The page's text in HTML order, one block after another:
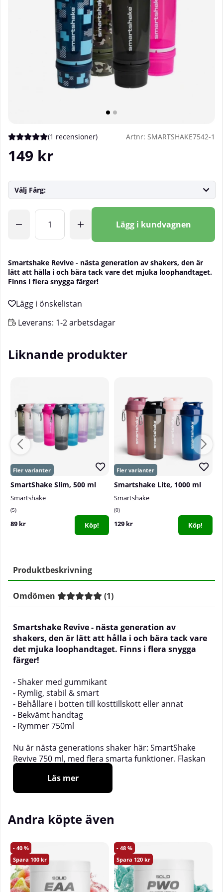
Medelbetyg 5 av 5 Antal betyg 1
(1 recensioner) Artnr: SMARTSHAKE7542-1
149 kr
Välj Färg:
Lägg i kundvagnen
Smartshake Revive - nästa generation av shakers, den är
lätt att hålla i och bära tack vare det mjuka loophandtaget.
Finns i flera snygga färger!
Leverans: 1-2 arbetsdagar
Liknande produkter
SmartShake Slim, 500 ml
Smartshake
5
89 kr Köp!
Smartshake Lite, 1000 ml
Smartshake
0
129 kr Köp!
Produktbeskrivning
Omdömen (1)
Smartshake Revive - nästa generation av
shakers, den är lätt att hålla i och bära tack vare
det mjuka loophandtaget. Finns i flera snygga
färger!
- Shaker med gummikant
- Rymlig, stabil & smart
- Behållare i botten till kosttillskott eller annat
- Bekvämt handtag
- Rymmer 750ml
Nu är nästa generations shaker här: SmartShake
Revive 750 ml, med flera smarta funktioner. Flaskan
är mycket smidig att bära med sig tack vare det
mjuka handtaget på locket, en stabil gummikant
som ger extra bra grepp, mixernätet för välblandad
nertill för extra proteinpulver, bcaa eller kapslar.
Nätet är dessutom särskilt effektivt och mixar ner
utan några som helst svårigheter.
Läs mer
Andra köpte även
40
100
48
120